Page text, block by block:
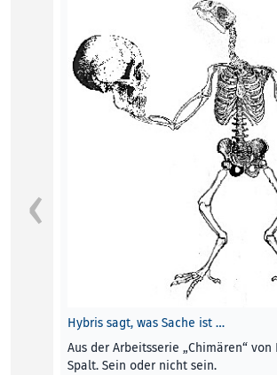
Hybris sagt, was Sache ist …
Aus der Arbeitsserie „Chimären“ von
Spalt. Sein oder nicht sein.